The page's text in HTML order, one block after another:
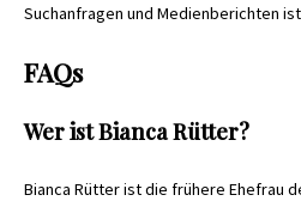
Suchanfragen und Medienberichten
FAQs
Wer ist Bianca Rütter?
Bianca Rütter ist die frühere Ehefrau